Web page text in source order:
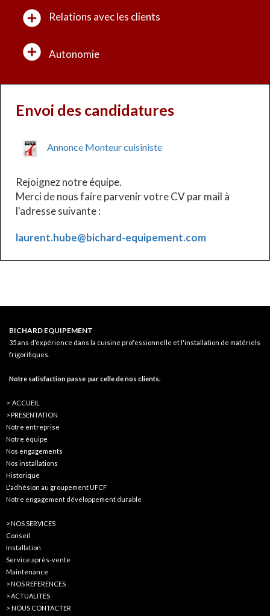
Relations avec les clients
Autonomie
Envoi des candidatures
Annonce Monteur cuisiniste
Rejoignez notre équipe.
Merci de nous faire parvenir votre CV par mail à
l'adresse suivante :
laurent.hube@bichard-equipement.com
BICHARD EQUIPEMENT
35 ans d'expérience dans la cuisine professionnelle et l'installation de matériels
frigorifiques.
Notre satisfaction passe par celle de nos clients.
> ACCUEIL
> PRESENTATION
Notre entreprise
Notre équipe
Nos engagements
Nos installations
Historique
L'adhésion au groupement UFCF
Notre engagement développement durable
> NOS SERVICES
Conseil
Installation
Service après-vente
Maintenance
>NOS REFERENCES
>ACTUALITES
> NOUS CONTACTER